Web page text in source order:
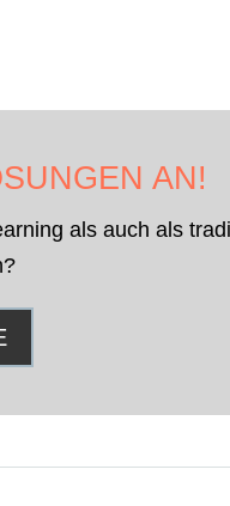
AN!
als auch als